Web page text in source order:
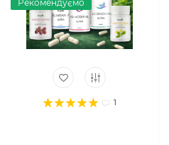
Рекомендуємо
1